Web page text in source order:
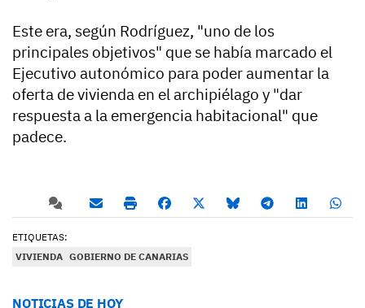
Este era, según Rodríguez, "uno de los
principales objetivos" que se había marcado el
Ejecutivo autonómico para poder aumentar la
oferta de vivienda en el archipiélago y "dar
respuesta a la emergencia habitacional" que
padece.
ETIQUETAS:
VIVIENDA GOBIERNO DE CANARIAS
NOTICIAS DE HOY